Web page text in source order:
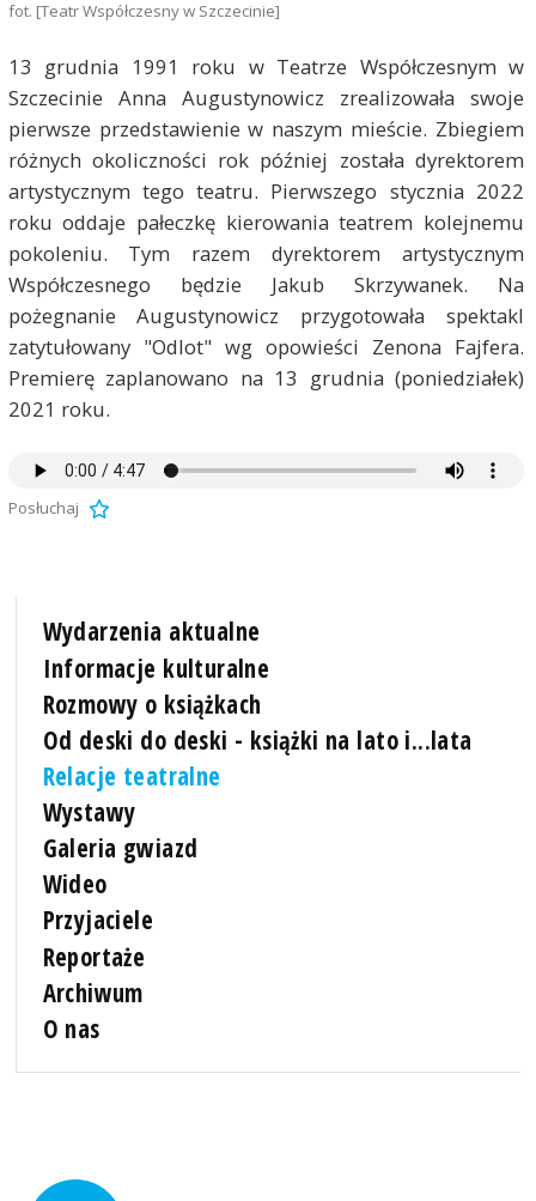
fot. [Teatr Współczesny w Szczecinie]
13 grudnia 1991 roku w Teatrze Współczesnym w
Szczecinie Anna Augustynowicz zrealizowała swoje
pierwsze przedstawienie w naszym mieście. Zbiegiem
różnych okoliczności rok później została dyrektorem
artystycznym tego teatru. Pierwszego stycznia 2022
roku oddaje pałeczkę kierowania teatrem kolejnemu
pokoleniu. Tym razem dyrektorem artystycznym
Współczesnego będzie Jakub Skrzywanek. Na
pożegnanie Augustynowicz przygotowała spektakl
zatytułowany "Odlot" wg opowieści Zenona Fajfera.
Premierę zaplanowano na 13 grudnia (poniedziałek)
2021 roku.
Posłuchaj
Wydarzenia aktualne
Informacje kulturalne
Rozmowy o książkach
Od deski do deski - książki na lato i...lata
Relacje teatralne
Wystawy
Galeria gwiazd
Wideo
Przyjaciele
Reportaże
Archiwum
O nas